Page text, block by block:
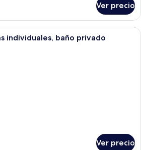
Ver precio
Un dormitorio con dos camas, cada
individuales, baño privado
Ver precio